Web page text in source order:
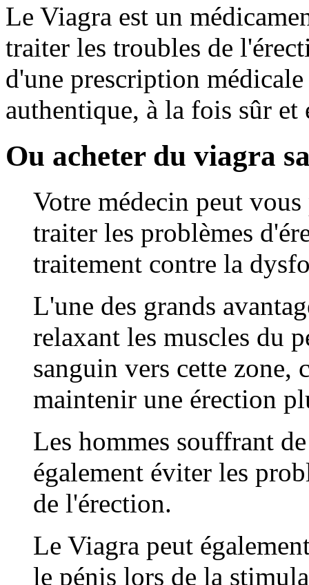
Le Viagra est un
traiter les troubles de
d'une prescription
authentique, à la fois sûr et
Ou acheter du viagra
Votre médecin peut
traiter les problèmes
traitement contre la
L'une des grands
relaxant les muscles du
sanguin vers cette zone,
maintenir une érection
Les hommes souffrant
également éviter les
de l'érection.
Le Viagra peut
le pénis lors de la